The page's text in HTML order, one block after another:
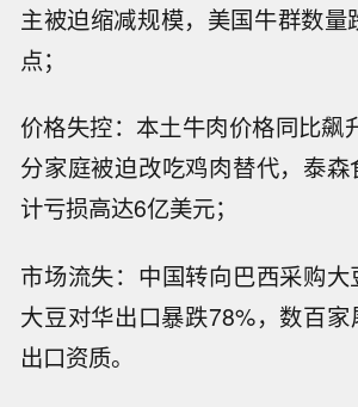
主被迫缩减规模，美国牛群数量
点；
价格失控：本土牛肉价格同比飙
分家庭被迫改吃鸡肉替代，泰
计亏损高达6亿美元；
市场流失：中国转向巴西采购
大豆对华出口暴跌78%，数百
出口资质。